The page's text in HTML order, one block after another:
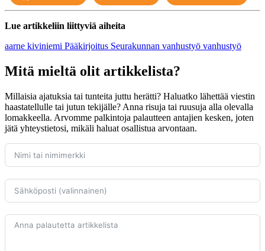
Lue artikkeliin liittyviä aiheita
aarne kiviniemi Pääkirjoitus Seurakunnan vanhustyö vanhustyö
Mitä mieltä olit artikkelista?
Millaisia ajatuksia tai tunteita juttu herätti? Haluatko lähettää viestin
haastatellulle tai jutun tekijälle? Anna risuja tai ruusuja alla olevalla
lomakkeella. Arvomme palkintoja palautteen antajien kesken, joten
jätä yhteystietosi, mikäli haluat osallistua arvontaan.